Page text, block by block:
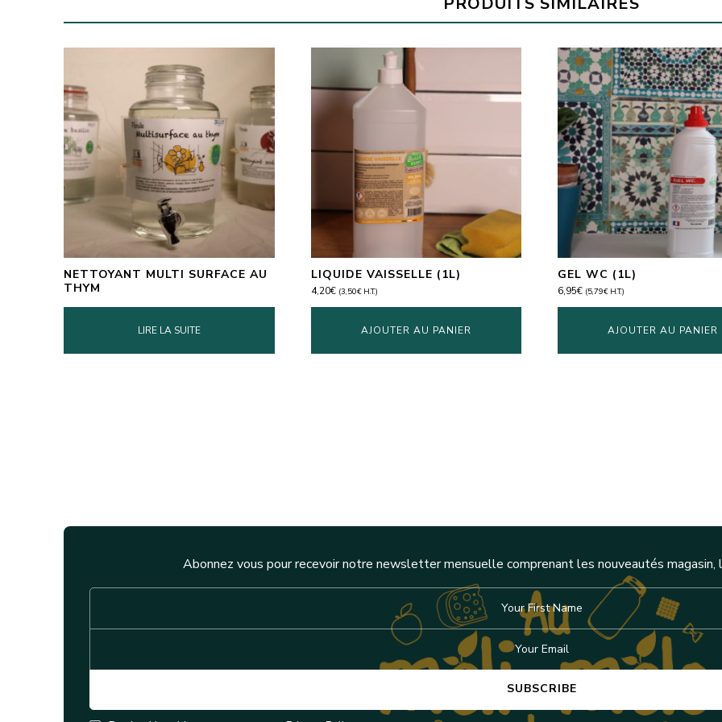
NETTOYANT MULTI SURFACE AU
THYM
LIRE LA SUITE
LIQUIDE VAISSELLE (1L)
4,20€ (3,50€H.T.)
AJOUTER AU PANIER
GEL WC (1L)
6,95€ (5,79€ H.T.)
AJOUTER AU PANIER
Abonnez vous pour recevoir notre newsletter mensuelle comprenant les nouveautés